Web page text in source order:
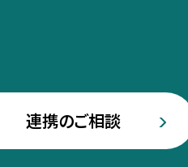
連携のご相談